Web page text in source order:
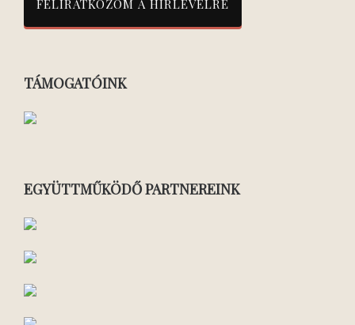
TÁMOGATÓINK
EGYÜTTMŰKÖDŐ PARTNEREINK